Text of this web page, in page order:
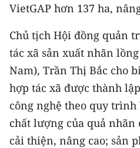
Trung du và miền núi
Đồng bằng sông Hồng
Bắc Trung Bộ
Duyên hải Nam Trung Bộ
Nguyên
Đông Nam Bộ
VietGAP hơn 137 ha,
Chủ tịch Hội đồng quản
tác xã sản xuất nhãn
Nam), Trần Thị Bắc cho
hợp tác xã được thành
công nghệ theo quy trình
chất lượng của quả nhãn
cải thiện, nâng cao; sản